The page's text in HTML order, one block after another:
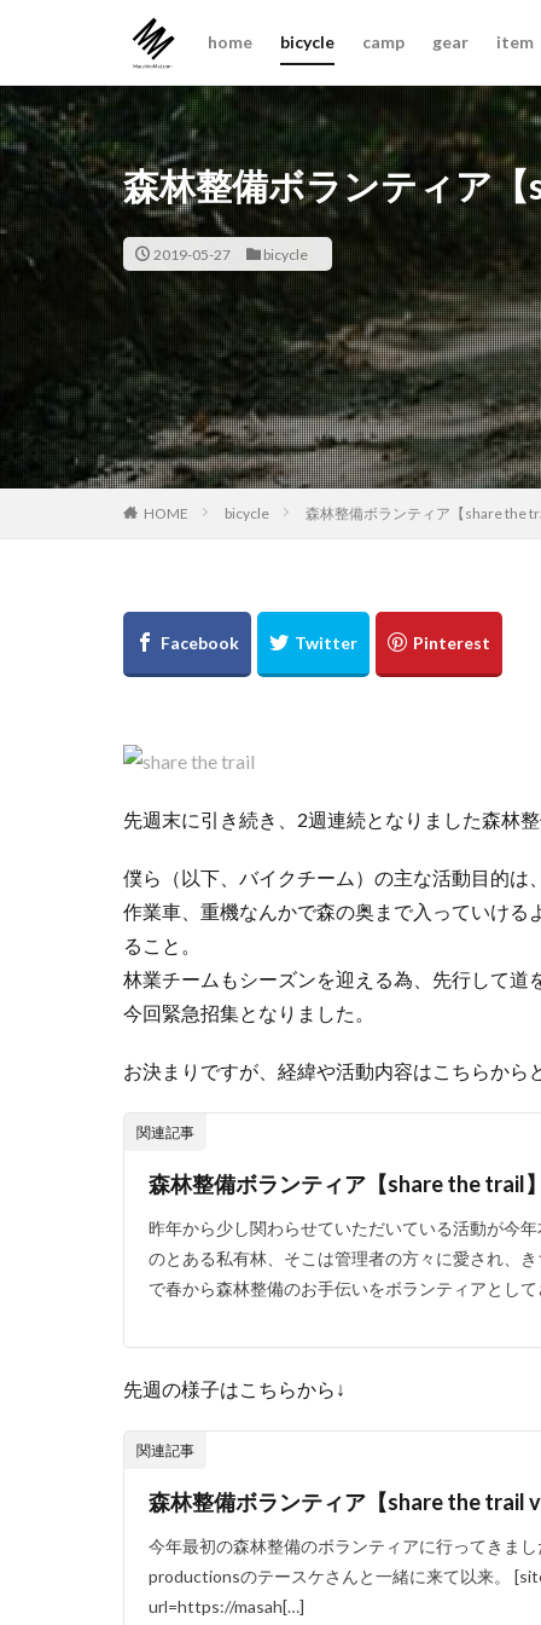
home bicycle camp gear item
森林整備ボランティア
2019-05-27 bicycle
HOME bicycle 森林整備ボランティア【share the
先週末に引き続き、2週連続となりました森林
僕ら（以下、バイクチーム）の主な活動目的
作業車、重機なんかで森の奥まで入っていけ
ること。
林業チームもシーズンを迎える為、先行して
今回緊急招集となりました。
お決まりですが、経緯や活動内容はこちらから
関連記事
森林整備ボランティア【share the trail
昨年から少し関わらせていただいている活動が今
のとある私有林、そこは管理者の方々に愛され、
で春から森林整備のお手伝いをボランティアとし
先週の様子はこちらから↓
関連記事
森林整備ボランティア【share the trail
今年最初の森林整備のボランティアに行ってきま
productionsのテースケさんと一緒に来て以来。
url=https://masah[…]